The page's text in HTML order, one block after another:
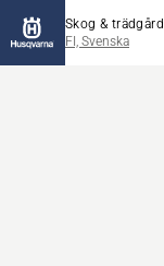
Skog & trädgård
FI, Svenska